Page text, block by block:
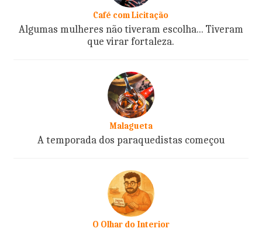
Café com Licitação
Algumas mulheres não tiveram escolha... Tiveram
que virar fortaleza.
Malagueta
A temporada dos paraquedistas começou
O Olhar do Interior